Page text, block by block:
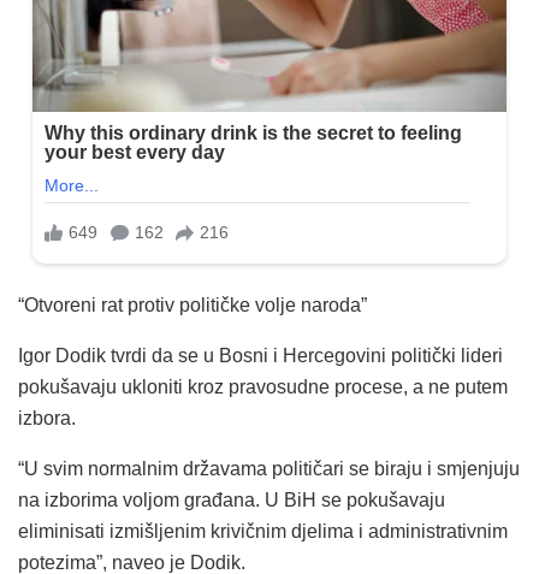
“Otvoreni rat protiv političke volje naroda”
Igor Dodik tvrdi da se u Bosni i Hercegovini politički lideri
pokušavaju ukloniti kroz pravosudne procese, a ne putem
izbora.
“U svim normalnim državama političari se biraju i smjenjuju
na izborima voljom građana. U BiH se pokušavaju
eliminisati izmišljenim krivičnim djelima i administrativnim
potezima”, naveo je Dodik.